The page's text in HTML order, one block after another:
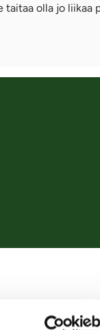
taitaa olla jo liikaa